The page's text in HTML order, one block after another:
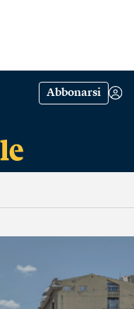
Abbonarsi